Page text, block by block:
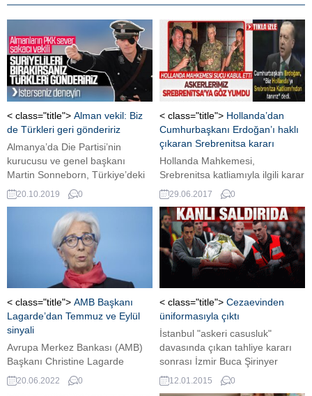
< class="title"> Alman vekil: Biz
de Türkleri geri göndeririz
Almanya’da Die Partisi’nin
kurucusu ve genel başkanı
Martin Sonneborn, Türkiye’deki
göçmenlerin ,Avrupa’ya
geçmelerini önlemememiz
durumunda, kendilerinin de
Almanya’da yaşayan Türkleri
geri gönderebileceklerini söyledi.
Geçtiğimiz günlerde başarıyla
yürütülen Barış Pınarı Harekatı
sırasında, Avrupalı ülkelerin bir
bir yaptırım kararı alması ve
harekata karşı çıkmalarından
sonra Cumhurbaşkanı Recep
Tayyip Erdoğan, Suriyeli
mültecilerin Avrupa’ya...
20.10.2019 0
< class="title"> Hollanda’dan
Cumhurbaşkanı Erdoğan’ı haklı
çıkaran Srebrenitsa kararı
Hollanda Mahkemesi,
Srebrenitsa katliamıyla ilgili karar
verdi. Mahkeme Hollanda
askerlerini suçlu buldu.
29.06.2017 0
< class="title"> AMB Başkanı
Lagarde’dan Temmuz ve Eylül
sinyali
Avrupa Merkez Bankası (AMB)
Başkanı Christine Lagarde
faizleri, Temmuz ayındaki
toplantıda 25 baz puan
20.06.2022 0
< class="title"> Cezaevinden
üniformasıyla çıktı
İstanbul "askeri casusluk"
davasında çıkan tahliye kararı
sonrası İzmir Buca Şirinyer
Askeri Cezaevi'nden Deniz
Yarbay Tamer Çetin tahliye oldu.
12.01.2015 0